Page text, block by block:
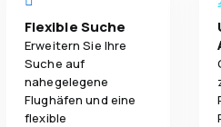
Flexible Suche
Erweitern Sie Ihre
Suche auf
nahegelegene
Flughäfen und eine
flexible